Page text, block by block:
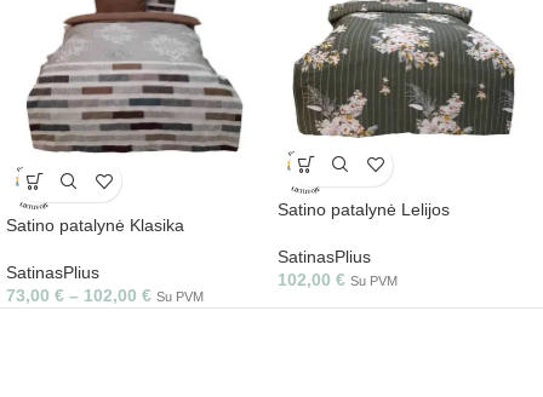
Satino patalynė Klasika
SatinasPlius
73,00 € – 102,00 € Su PVM
Satino patalynė Lelijos
SatinasPlius
102,00 € Su PVM